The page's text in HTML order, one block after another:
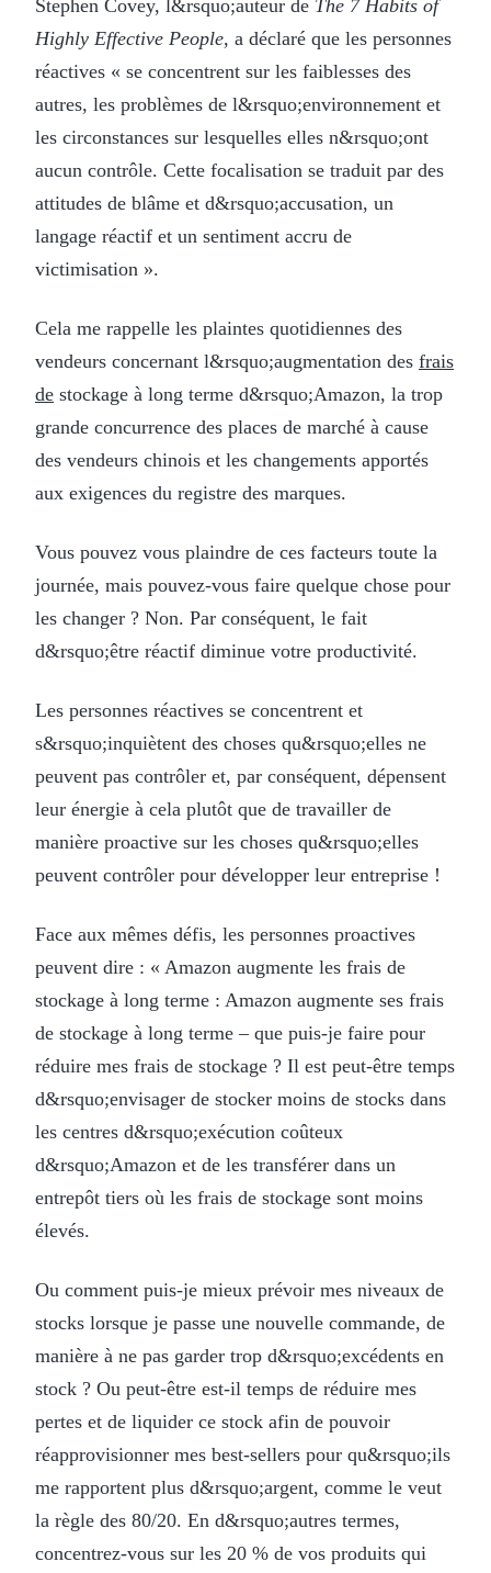
Stephen Covey, l&rsquo;auteur de The 7 Habits of
Highly Effective People, a déclaré que les personnes
réactives « se concentrent sur les faiblesses des
autres, les problèmes de l&rsquo;environnement et
les circonstances sur lesquelles elles n&rsquo;ont
aucun contrôle. Cette focalisation se traduit par des
attitudes de blâme et d&rsquo;accusation, un
langage réactif et un sentiment accru de
victimisation ».
Cela me rappelle les plaintes quotidiennes des
vendeurs concernant l&rsquo;augmentation des frais
de stockage à long terme d&rsquo;Amazon, la trop
grande concurrence des places de marché à cause
des vendeurs chinois et les changements apportés
aux exigences du registre des marques.
Vous pouvez vous plaindre de ces facteurs toute la
journée, mais pouvez-vous faire quelque chose pour
les changer ? Non. Par conséquent, le fait
d&rsquo;être réactif diminue votre productivité.
Les personnes réactives se concentrent et
s&rsquo;inquiètent des choses qu&rsquo;elles ne
peuvent pas contrôler et, par conséquent, dépensent
leur énergie à cela plutôt que de travailler de
manière proactive sur les choses qu&rsquo;elles
peuvent contrôler pour développer leur entreprise !
Face aux mêmes défis, les personnes proactives
peuvent dire : « Amazon augmente les frais de
stockage à long terme : Amazon augmente ses frais
de stockage à long terme – que puis-je faire pour
réduire mes frais de stockage ? Il est peut-être temps
d&rsquo;envisager de stocker moins de stocks dans
les centres d&rsquo;exécution coûteux
d&rsquo;Amazon et de les transférer dans un
entrepôt tiers où les frais de stockage sont moins
élevés.
Ou comment puis-je mieux prévoir mes niveaux de
stocks lorsque je passe une nouvelle commande, de
manière à ne pas garder trop d&rsquo;excédents en
stock ? Ou peut-être est-il temps de réduire mes
pertes et de liquider ce stock afin de pouvoir
réapprovisionner mes best-sellers pour qu&rsquo;ils
me rapportent plus d&rsquo;argent, comme le veut
la règle des 80/20. En d&rsquo;autres termes,
concentrez-vous sur les 20 % de vos produits qui